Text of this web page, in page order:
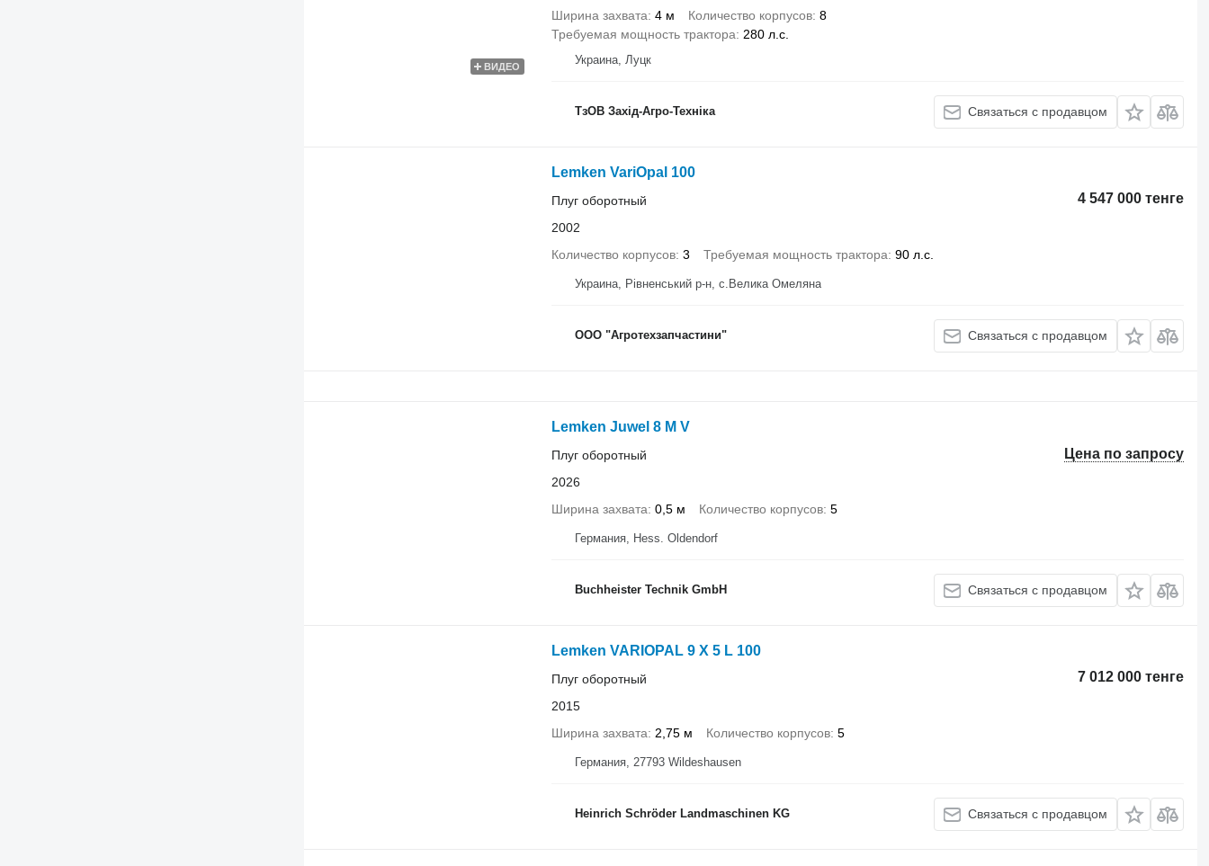
ВИДЕО
Ширина захвата 4 м Количество корпусов 8
Требуемая мощность трактора
280 л.с.
Украина, Луцк
ТзОВ Захід-Агро-Техніка Связаться с продавцом
Lemken VariOpal 100
4 547 000 тенге
Плуг оборотный
2002
Количество корпусов 3 Требуемая мощность трактора 90 л.с.
Украина, Рівненський р-н, с.Велика Омеляна
ООО "Агротехзапчастини" Связаться с продавцом
Lemken Juwel 8 M V
Цена по запросу
Плуг оборотный
2026
Ширина захвата 0,5 м Количество корпусов 5
Германия, Hess. Oldendorf
Buchheister Technik GmbH Связаться с продавцом
Lemken VARIOPAL 9 X 5 L 100
7 012 000 тенге
Плуг оборотный
2015
Ширина захвата
2,75 м Количество корпусов 5
Германия, 27793 Wildeshausen
Heinrich Schröder Landmaschinen KG Связаться с продавцом